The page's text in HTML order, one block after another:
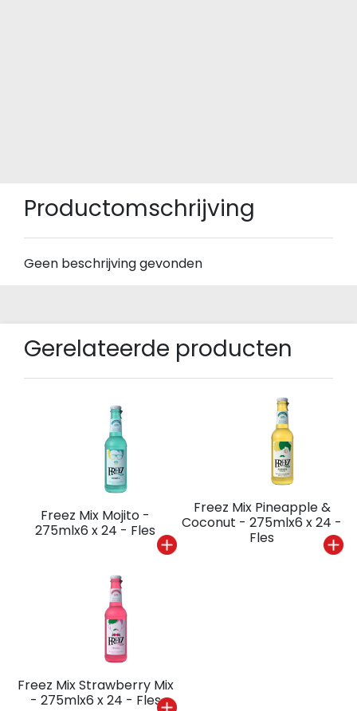
Productomschrijving
Geen beschrijving gevonden
Gerelateerde producten
Freez Mix Mojito -
275mlx6 x 24 - Fles
Freez Mix Pineapple &
Coconut - 275mlx6 x 24 -
Fles
Freez Mix Strawberry Mix
- 275mlx6 x 24 - Fles